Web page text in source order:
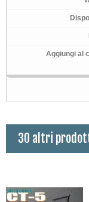
30 altri